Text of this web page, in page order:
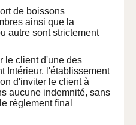
de boissons
ainsi que la
autre sont strictement
le client d'une des
Intérieur, l'établissement
d'inviter le client à
aucune indemnité, sans
règlement final